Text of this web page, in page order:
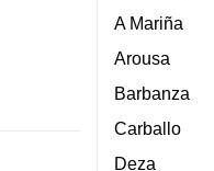
A Mariña
Arousa
Barbanza
Carballo
Deza